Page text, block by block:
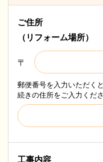
ご住所
（リフォーム場所）
〒
郵便番号を入力いただく
続きの住所をご入力くださ
工事内容